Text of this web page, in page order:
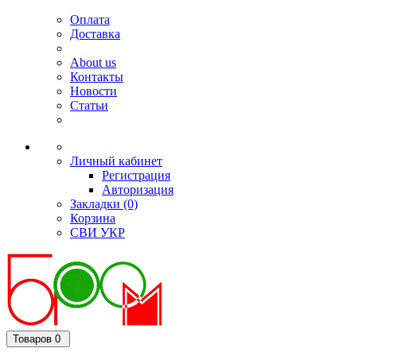
Оплата
Доставка
About us
Контакты
Новости
Статьи
Личный кабинет
Регистрация
Авторизация
Закладки (0)
Корзина
СВИ УКР
Товаров 0